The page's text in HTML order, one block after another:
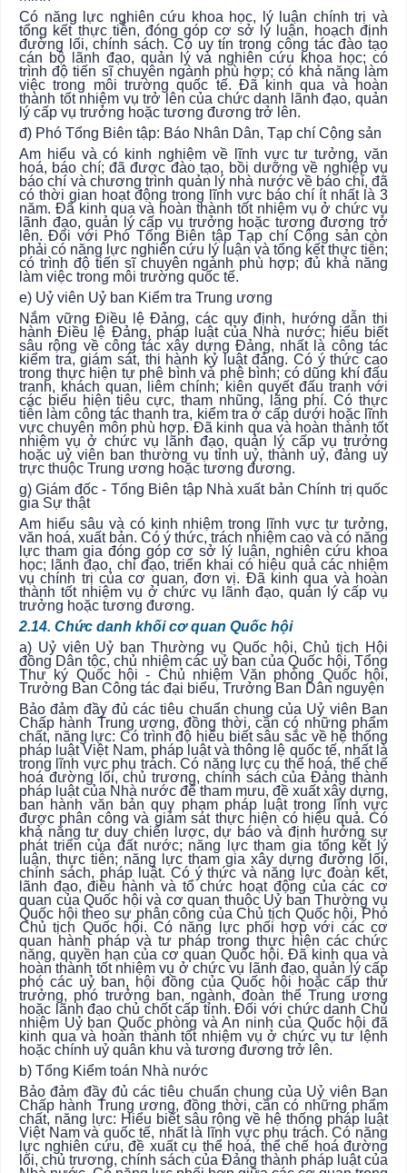
Có năng lực nghiên cứu khoa học, lý luận chính trị và
tổng kết thực tiễn, đóng góp cơ sở lý luận, hoạch định
đường lối, chính sách. Có uy tín trong công tác đào tạo
cán bộ lãnh đạo, quản lý và nghiên cứu khoa học; có
trình độ tiến sĩ chuyên ngành phù hợp; có khả năng làm
việc trong môi trường quốc tế. Đã kinh qua và hoàn
thành tốt nhiệm vụ trở lên của chức danh lãnh đạo, quản
lý cấp vụ trưởng hoặc tương đương trở lên.
đ) Phó Tổng Biên tập: Báo Nhân Dân, Tạp chí Cộng sản
Am hiểu và có kinh nghiệm về lĩnh vực tư tưởng, văn
hoá, báo chí; đã được đào tạo, bồi dưỡng về nghiệp vụ
báo chí và chương trình quản lý nhà nước về báo chí, đã
có thời gian hoạt động trong lĩnh vực báo chí ít nhất là 3
năm. Đã kinh qua và hoàn thành tốt nhiệm vụ ở chức vụ
lãnh đạo, quản lý cấp vụ trưởng hoặc tương đương trở
lên. Đối với Phó Tổng Biên tập Tạp chí Cộng sản còn
phải có năng lực nghiên cứu lý luận và tổng kết thực tiễn;
có trình độ tiến sĩ chuyên ngành phù hợp; đủ khả năng
làm việc trong môi trường quốc tế.
e) Uỷ viên Uỷ ban Kiểm tra Trung ương
Nắm vững Điều lệ Đảng, các quy định, hướng dẫn thi
hành Điều lệ Đảng, pháp luật của Nhà nước; hiểu biết
sâu rộng về công tác xây dựng Đảng, nhất là công tác
kiểm tra, giám sát, thi hành kỷ luật đảng. Có ý thức cao
trong thực hiện tự phê bình và phê bình; có dũng khí đấu
tranh, khách quan, liêm chính; kiên quyết đấu tranh với
các biểu hiện tiêu cực, tham nhũng, lãng phí. Có thực
tiễn làm công tác thanh tra, kiểm tra ở cấp dưới hoặc lĩnh
vực chuyên môn phù hợp. Đã kinh qua và hoàn thành tốt
nhiệm vụ ở chức vụ lãnh đạo, quản lý cấp vụ trưởng
hoặc uỷ viên ban thường vụ tỉnh uỷ, thành uỷ, đảng uỷ
trực thuộc Trung ương hoặc tương đương.
g) Giám đốc - Tổng Biên tập Nhà xuất bản Chính trị quốc
gia Sự thật
Am hiểu sâu và có kinh nhiệm trong lĩnh vực tư tưởng,
văn hoá, xuất bản. Có ý thức, trách nhiệm cao và có năng
lực tham gia đóng góp cơ sở lý luận, nghiên cứu khoa
học; lãnh đạo, chỉ đạo, triển khai có hiệu quả các nhiệm
vụ chính trị của cơ quan, đơn vị. Đã kinh qua và hoàn
thành tốt nhiệm vụ ở chức vụ lãnh đạo, quản lý cấp vụ
trưởng hoặc tương đương.
2.14. Chức danh khối cơ quan Quốc hội
a) Uỷ viên Uỷ ban Thường vụ Quốc hội, Chủ tịch Hội
đồng Dân tộc, chủ nhiệm các uỷ ban của Quốc hội, Tổng
Thư ký Quốc hội - Chủ nhiệm Văn phòng Quốc hội,
Trưởng Ban Công tác đại biểu, Trưởng Ban Dân nguyện
Bảo đảm đầy đủ các tiêu chuẩn chung của Uỷ viên Ban
Chấp hành Trung ương, đồng thời, cần có những phẩm
chất, năng lực: Có trình độ hiểu biết sâu sắc về hệ thống
pháp luật Việt Nam, pháp luật và thông lệ quốc tế, nhất là
trong lĩnh vực phụ trách. Có năng lực cụ thể hoá, thể chế
hoá đường lối, chủ trương, chính sách của Đảng thành
pháp luật của Nhà nước để tham mưu, đề xuất xây dựng,
ban hành văn bản quy phạm pháp luật trong lĩnh vực
được phân công và giám sát thực hiện có hiệu quả. Có
khả năng tư duy chiến lược, dự báo và định hướng sự
phát triển của đất nước; năng lực tham gia tổng kết lý
luận, thực tiễn; năng lực tham gia xây dựng đường lối,
chính sách, pháp luật. Có ý thức và năng lực đoàn kết,
lãnh đạo, điều hành và tổ chức hoạt động của các cơ
quan của Quốc hội và cơ quan thuộc Uỷ ban Thường vụ
Quốc hội theo sự phân công của Chủ tịch Quốc hội, Phó
Chủ tịch Quốc hội. Có năng lực phối hợp với các cơ
quan hành pháp và tư pháp trong thực hiện các chức
năng, quyền hạn của cơ quan Quốc hội. Đã kinh qua và
hoàn thành tốt nhiệm vụ ở chức vụ lãnh đạo, quản lý cấp
phó các uỷ ban, hội đồng của Quốc hội hoặc cấp thứ
trưởng, phó trưởng ban, ngành, đoàn thể Trung ương
hoặc lãnh đạo chủ chốt cấp tỉnh. Đối với chức danh Chủ
nhiệm Uỷ ban Quốc phòng và An ninh của Quốc hội đã
kinh qua và hoàn thành tốt nhiệm vụ ở chức vụ tư lệnh
hoặc chính uỷ quân khu và tương đương trở lên.
b) Tổng Kiểm toán Nhà nước
Bảo đảm đầy đủ các tiêu chuẩn chung của Uỷ viên Ban
Chấp hành Trung ương, đồng thời, cần có những phẩm
chất, năng lực: Hiểu biết sâu rộng về hệ thống pháp luật
Việt Nam và quốc tế, nhất là lĩnh vực phụ trách. Có năng
lực nghiên cứu, đề xuất cụ thể hoá, thể chế hoá đường
lối, chủ trương, chính sách của Đảng thành pháp luật của